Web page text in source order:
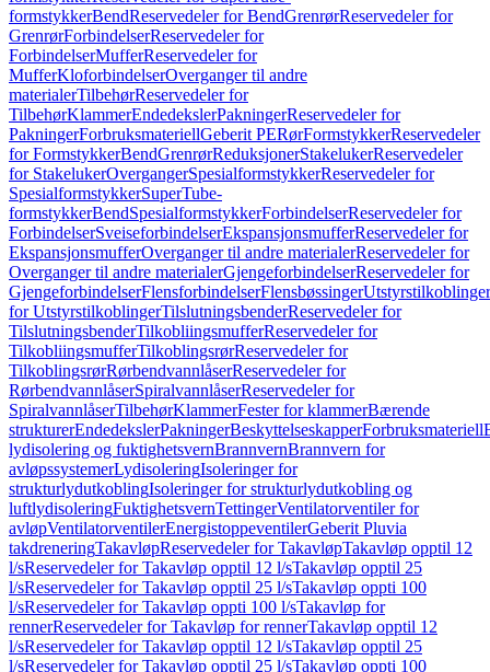
formstykkerBendReservedeler for BendGrenrørReservedeler for
GrenrørForbindelserReservedeler for
ForbindelserMufferReservedeler for
MufferKloforbindelserOverganger til andre
materialerTilbehørReservedeler for
TilbehørKlammerEndedekslerPakningerReservedeler for
PakningerForbruksmateriellGeberit PERørFormstykkerReservedeler
for FormstykkerBendGrenrørReduksjonerStakelukerReservedeler
for StakelukerOvergangerSpesialformstykkerReservedeler for
SpesialformstykkerSuperTube-
formstykkerBendSpesialformstykkerForbindelserReservedeler for
ForbindelserSveiseforbindelserEkspansjonsmufferReservedeler for
EkspansjonsmufferOverganger til andre materialerReservedeler for
Overganger til andre materialerGjengeforbindelserReservedeler for
GjengeforbindelserFlensforbindelserFlensbøssingerUtstyrstilkoblinger
for UtstyrstilkoblingerTilslutningsbenderReservedeler for
TilslutningsbenderTilkobliingsmufferReservedeler for
TilkobliingsmufferTilkoblingsrørReservedeler for
TilkoblingsrørRørbendvannlåserReservedeler for
RørbendvannlåserSpiralvannlåserReservedeler for
SpiralvannlåserTilbehørKlammerFester for klammerBærende
strukturerEndedekslerPakningerBeskyttelseskapperForbruksmateriell
lydisolering og fuktighetsvernBrannvernBrannvern for
avløpssystemerLydisoleringIsoleringer for
strukturlydutkoblingIsoleringer for strukturlydutkobling og
luftlydisoleringFuktighetsvernTettingerVentilatorventiler for
avløpVentilatorventilerEnergistoppeventilerGeberit Pluvia
takdreneringTakavløpReservedeler for TakavløpTakavløp opptil 12
l/sReservedeler for Takavløp opptil 12 l/sTakavløp opptil 25
l/sReservedeler for Takavløp opptil 25 l/sTakavløp oppti 100
l/sReservedeler for Takavløp oppti 100 l/sTakavløp for
rennerReservedeler for Takavløp for rennerTakavløp opptil 12
l/sReservedeler for Takavløp opptil 12 l/sTakavløp opptil 25
l/sReservedeler for Takavløp opptil 25 l/sTakavløp oppti 100